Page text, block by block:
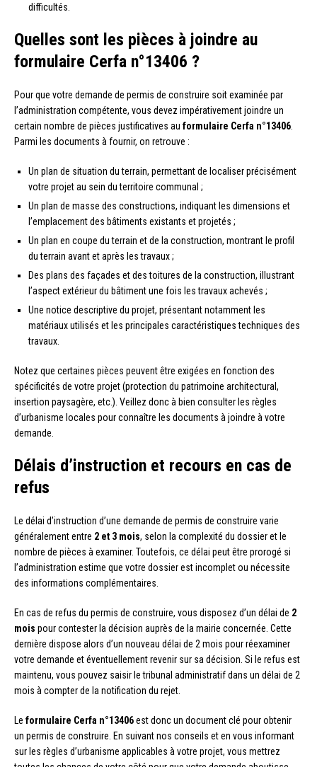
difficultés.
Quelles sont les pièces à joindre au
formulaire Cerfa n°13406 ?
Pour que votre demande de permis de construire soit examinée par
l’administration compétente, vous devez impérativement joindre un
certain nombre de pièces justificatives au formulaire Cerfa n°13406
Parmi les documents à fournir, on retrouve :
Un plan de situation du terrain, permettant de localiser précisément
votre projet au sein du territoire communal ;
Un plan de masse des constructions, indiquant les dimensions et
l’emplacement des bâtiments existants et projetés ;
Un plan en coupe du terrain et de la construction, montrant le profil
du terrain avant et après les travaux ;
Des plans des façades et des toitures de la construction, illustrant
l’aspect extérieur du bâtiment une fois les travaux achevés ;
Une notice descriptive du projet, présentant notamment les
matériaux utilisés et les principales caractéristiques techniques des
travaux.
Notez que certaines pièces peuvent être exigées en fonction des
spécificités de votre projet (protection du patrimoine architectural,
insertion paysagère, etc.). Veillez donc à bien consulter les règles
d’urbanisme locales pour connaître les documents à joindre à votre
demande.
Délais d’instruction et recours en cas de
refus
Le délai d’instruction d’une demande de permis de construire varie
généralement entre 2 et 3 mois, selon la complexité du dossier et le
nombre de pièces à examiner. Toutefois, ce délai peut être prorogé si
l’administration estime que votre dossier est incomplet ou nécessite
des informations complémentaires.
En cas de refus du permis de construire, vous disposez d’un délai de 2
mois pour contester la décision auprès de la mairie concernée. Cette
dernière dispose alors d’un nouveau délai de 2 mois pour réexaminer
votre demande et éventuellement revenir sur sa décision. Si le refus est
maintenu, vous pouvez saisir le tribunal administratif dans un délai de 2
mois à compter de la notification du rejet.
Le formulaire Cerfa n°13406est donc un document clé pour obtenir
un permis de construire. En suivant nos conseils et en vous informant
sur les règles d’urbanisme applicables à votre projet, vous mettrez